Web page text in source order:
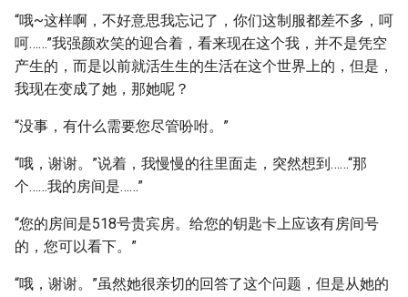
“哦~这样啊，不好意思我忘记了，你们这制服都差不多，呵
呵……”我强颜欢笑的迎合着，看来现在这个我，并不是凭空
产生的，而是以前就活生生的生活在这个世界上的，但是，
我现在变成了她，那她呢？
“没事，有什么需要您尽管吩咐。”
“哦，谢谢。”说着，我慢慢的往里面走，突然想到……“那
个……我的房间是……”
“您的房间是518号贵宾房。给您的钥匙卡上应该有房间号
的，您可以看下。”
“哦，谢谢。”虽然她很亲切的回答了这个问题，但是从她的